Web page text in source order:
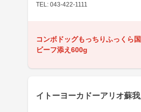
TEL: 043-422-1111
コンボドッグもっちりふっくら
ビーフ添え600g
イトーヨーカドーアリオ蘇